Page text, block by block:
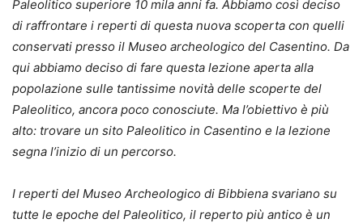
Paleolitico superiore 10 mila anni fa. Abbiamo così deciso
di raffrontare i reperti di questa nuova scoperta con quelli
conservati presso il Museo archeologico del Casentino. Da
qui abbiamo deciso di fare questa lezione aperta alla
popolazione sulle tantissime novità delle scoperte del
Paleolitico, ancora poco conosciute. Ma l’obiettivo è più
alto: trovare un sito Paleolitico in Casentino e la lezione
segna l’inizio di un percorso.
I reperti del Museo Archeologico di Bibbiena svariano su
tutte le epoche del Paleolitico, il reperto più antico è un